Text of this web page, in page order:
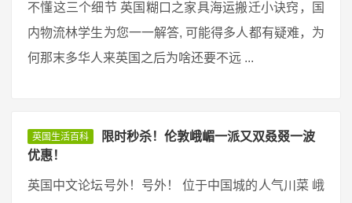
不懂这三个细节 英国糊口之家具海运搬迁小诀窍，国
内物流林学生为您一一解答, 可能得多人都有疑难，为
何那末多华人来英国之后为啥还要不远 ...
英国生活百科
限时秒杀！伦敦峨嵋一派又双叒叕一波
优惠！
英国中文论坛号外！号外！ 位于中国城的人气川菜 峨